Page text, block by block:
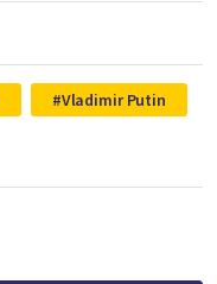
Vladimir Putin